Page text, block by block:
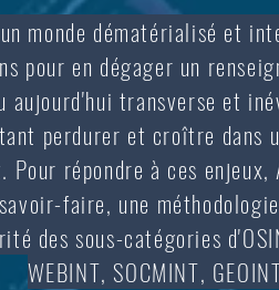
monde dématérialisé et
pour en dégager un
aujourd'hui transverse et
perdurer et croître dans
Pour répondre à ces
faire, une
des sous-catégories
WEBINT, SOCMINT,